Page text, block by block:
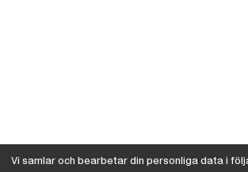
Vi samlar och bearbetar din personliga data i